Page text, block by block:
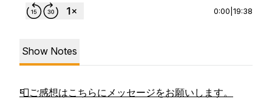
0:00 19:38
Show Notes
📮ご感想はこちらにメッセージをお願いします。